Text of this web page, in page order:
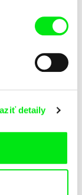
detaily
svetov
levočského
svetov